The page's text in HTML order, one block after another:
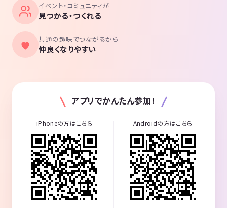
イベント・コミュニティが
見つかる・つくれる
共通の趣味でつながるから
仲良くなりやすい
アプリでかんたん参加！
iPhoneの方はこちら Androidの方はこちら